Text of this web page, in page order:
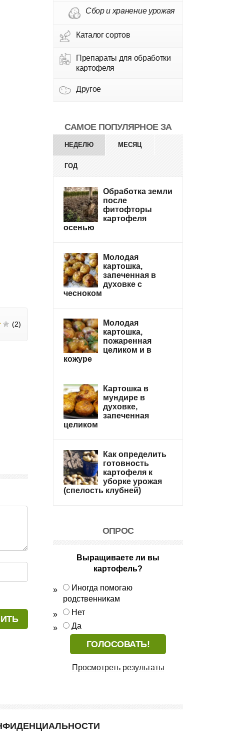
(2)
Сбор и хранение урожая
Каталог сортов
Препараты для обработки
картофеля
Другое
САМОЕ ПОПУЛЯРНОЕ ЗА
НЕДЕЛЮ МЕСЯЦ
ГОД
Обработка земли
после
фитофторы
картофеля
осенью
Молодая
картошка,
запеченная в
духовке с
чесноком
Молодая
картошка,
пожаренная
целиком и в
кожуре
Картошка в
мундире в
духовке,
запеченная
целиком
Как определить
готовность
картофеля к
уборке урожая
(спелость клубней)
ОПРОС
Выращиваете ли вы
картофель?
Иногда помогаю
родственникам
Нет
Да
Просмотреть результаты